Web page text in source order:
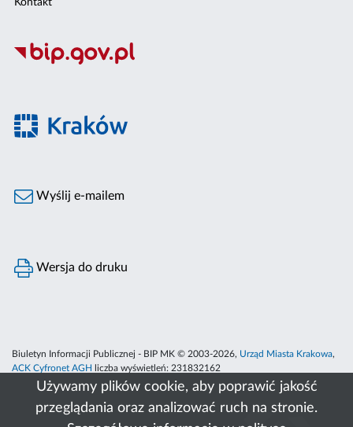
Używamy plików cookie, aby poprawić jakość
przeglądania oraz analizować ruch na stronie.
Kontakt
Wyślij e-mailem
Wersja do druku
Biuletyn Informacji Publicznej - BIP MK © 2003-2026, Urząd Miasta Krakowa,
ACK Cyfronet AGH
liczba wyświetleń: 231832162